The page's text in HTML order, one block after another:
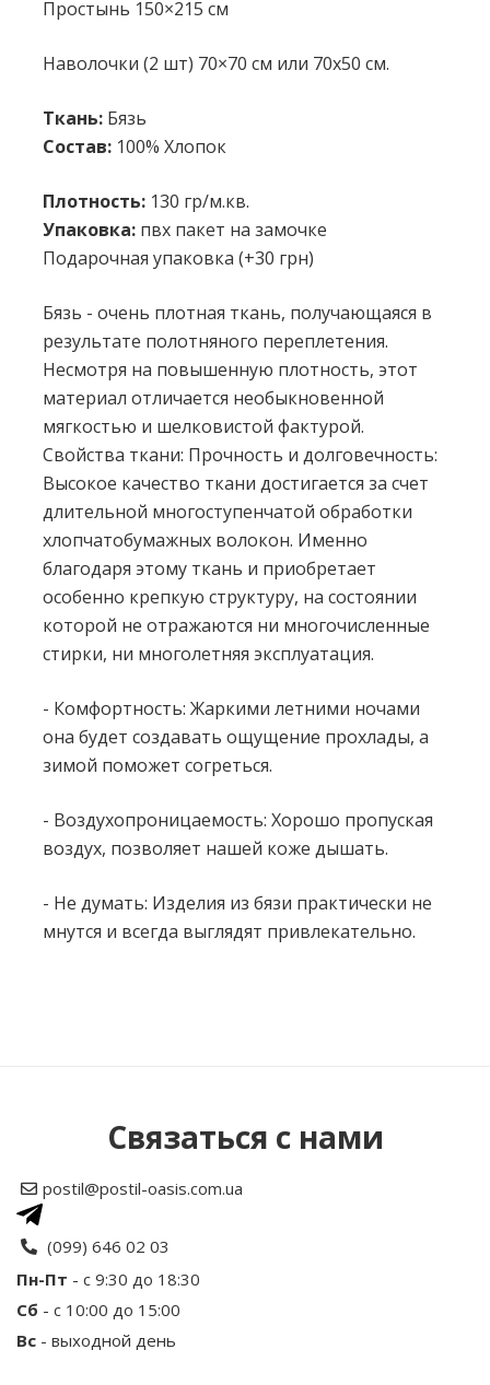
Простынь 150×215 см
Наволочки (2 шт) 70×70 см или 70х50 см.
Ткань: Бязь
Состав: 100% Хлопок
Плотность: 130 гр/м.кв.
Упаковка: пвх пакет на замочке
Подарочная упаковка (+30 грн)
Бязь - очень плотная ткань, получающаяся в
результате полотняного переплетения.
Несмотря на повышенную плотность, этот
материал отличается необыкновенной
мягкостью и шелковистой фактурой.
Свойства ткани: Прочность и долговечность:
Высокое качество ткани достигается за счет
длительной многоступенчатой обработки
хлопчатобумажных волокон. Именно
благодаря этому ткань и приобретает
особенно крепкую структуру, на состоянии
которой не отражаются ни многочисленные
стирки, ни многолетняя эксплуатация.
- Комфортность: Жаркими летними ночами
она будет создавать ощущение прохлады, а
зимой поможет согреться.
- Воздухопроницаемость: Хорошо пропуская
воздух, позволяет нашей коже дышать.
- Не думать: Изделия из бязи практически не
мнутся и всегда выглядят привлекательно.
Рейтинг
Ваш отзыв
Связаться с нами
postil@postil-oasis.com.ua
(099) 646 02 03
Пн-Пт - с 9:30 до 18:30
Сб - с 10:00 до 15:00
Вс - выходной день